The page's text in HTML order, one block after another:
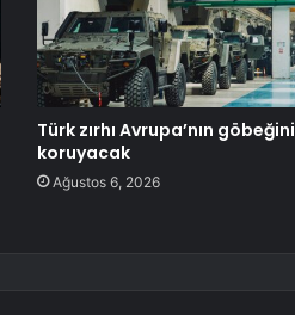
Türk zırhı Avrupa’nın göbeğini
koruyacak
Ağustos 6, 2026